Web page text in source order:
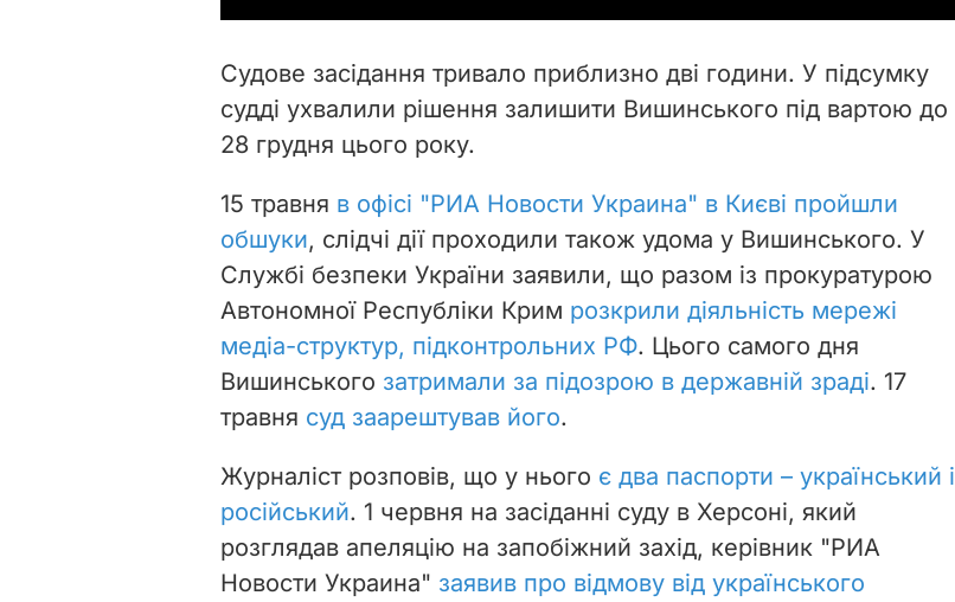
i
e
o
Судове засідання тривало приблизно дві години. У підсумку
судді ухвалили рішення залишити Вишинського під вартою до
28 грудня цього року.
15 травня в офісі "РИА Новости Украина" в Києві пройшли
обшуки, слідчі дії проходили також удома у Вишинського. У
Службі безпеки України заявили, що разом із прокуратурою
Автономної Республіки Крим розкрили діяльність мережі
медіа-структур, підконтрольних РФ. Цього самого дня
Вишинського затримали за підозрою в державній зраді. 17
травня суд заарештував його.
Журналіст розповів, що у нього є два паспорти – український і
російський. 1 червня на засіданні суду в Херсоні, який
розглядав апеляцію на запобіжний захід, керівник "РИА
Новости Украина" заявив про відмову від українського